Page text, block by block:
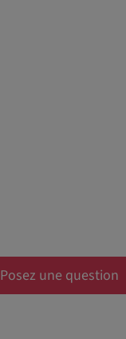
Posez une question